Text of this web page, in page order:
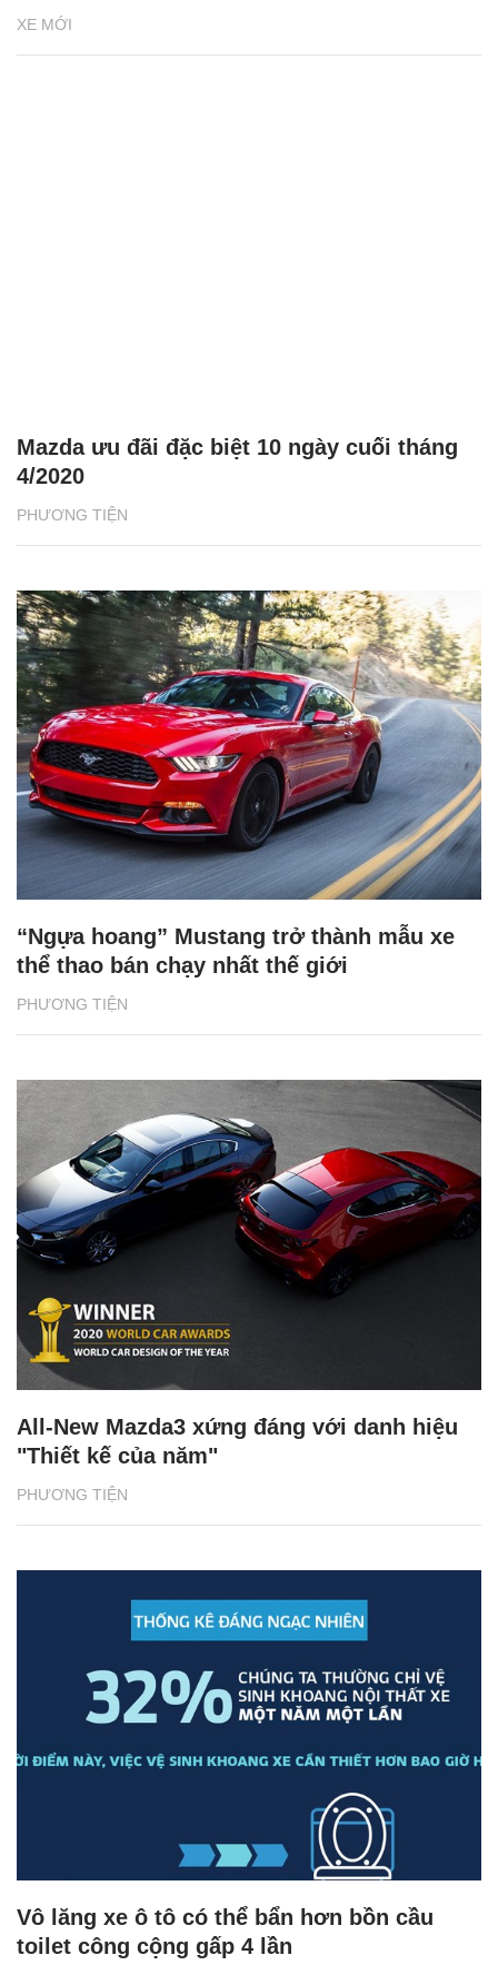
XE MỚI
PHƯƠNG TIỆN
Mazda ưu đãi đặc biệt 10 ngày cuối tháng
4/2020
PHƯƠNG TIỆN
“Ngựa hoang” Mustang trở thành mẫu xe
thể thao bán chạy nhất thế giới
PHƯƠNG TIỆN
All-New Mazda3 xứng đáng với danh hiệu
"Thiết kế của năm"
Vô lăng xe ô tô có thể bẩn hơn bồn cầu
toilet công cộng gấp 4 lần